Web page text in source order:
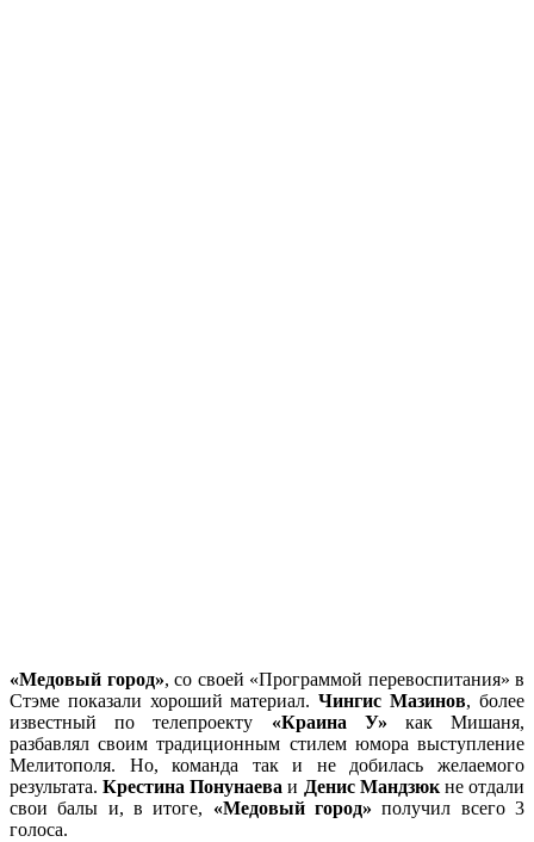
«Медовый город», со своей «Программой перевоспитания» в
Стэме показали хороший материал.Чингис Мазинов, более
известный по телепроекту «Краина У» как Мишаня,
разбавлял своим традиционным стилем юмора выступление
Мелитополя. Но, команда так и не добилась желаемого
результата.Крестина Понунаева и Денис Мандзюкне отдали
свои балы и, в итоге, «Медовый город» получил всего 3
голоса.